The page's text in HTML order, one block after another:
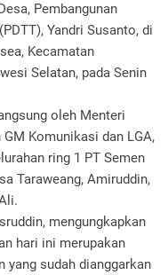
Pembangunan
Yandri Susanto, di
Kecamatan
Selatan, pada Senin
oleh Menteri
Komunikasi dan LGA,
ring 1 PT Semen
Taraweang, Amiruddin,
mengungkapkan
hari ini merupakan
yang sudah dianggarkan